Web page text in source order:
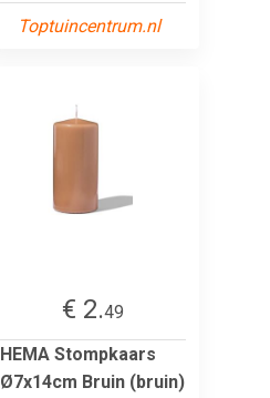
Toptuincentrum.nl
€ 2.49
HEMA Stompkaars
Ø7x14cm Bruin (bruin)